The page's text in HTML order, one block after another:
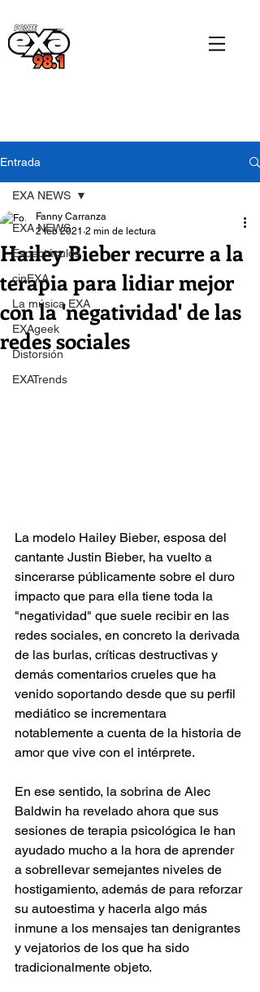
Entrada
EXA NEWS
Espectáculos
cinEXA
La música EXA
EXAgeek
Distorsión
EXATrends
EXA NEWS
Hailey Bieber recurre a la
terapia para lidiar mejor
con la 'negatividad' de las
redes sociales
Fanny Carranza
2 feb 2021 2 min de lectura
La modelo Hailey Bieber, esposa del
cantante Justin Bieber, ha vuelto a
sincerarse públicamente sobre el duro
impacto que para ella tiene toda la
"negatividad" que suele recibir en las
redes sociales, en concreto la derivada
de las burlas, críticas destructivas y
demás comentarios crueles que ha
venido soportando desde que su perfil
mediático se incrementara
notablemente a cuenta de la historia de
amor que vive con el intérprete.
En ese sentido, la sobrina de Alec
Baldwin ha revelado ahora que sus
sesiones de terapia psicológica le han
ayudado mucho a la hora de aprender
a sobrellevar semejantes niveles de
hostigamiento, además de para reforzar
su autoestima y hacerla algo más
inmune a los mensajes tan denigrantes
y vejatorios de los que ha sido
tradicionalmente objeto.